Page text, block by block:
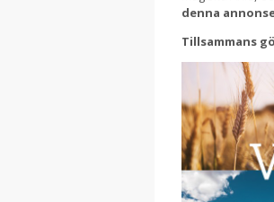
denna
Tillsammans